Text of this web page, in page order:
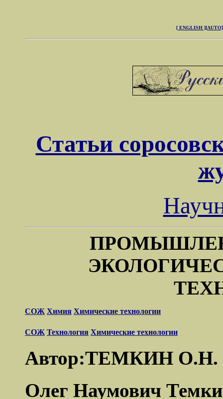
[ ENGLISH ][AUTO]
Статьи
СОЖ Химия Химические технологии
СОЖ Технология Химические технологии
Автор:ТЕМКИН О.Н.
Олег Наумович